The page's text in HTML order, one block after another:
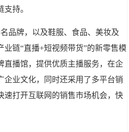
持。
牌，以及鞋服、食品、美妆及
业链“直播+短视频带货”的新零售模
直播馆，提供优质主播服务，在企
企业文化，同时还采用了多平台销
速打开互联网的销售市场机会，快